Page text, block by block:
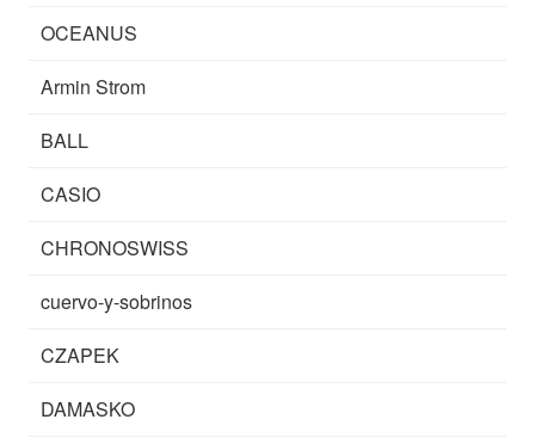
OCEANUS
Armin Strom
BALL
CASIO
CHRONOSWISS
cuervo-y-sobrinos
CZAPEK
DAMASKO